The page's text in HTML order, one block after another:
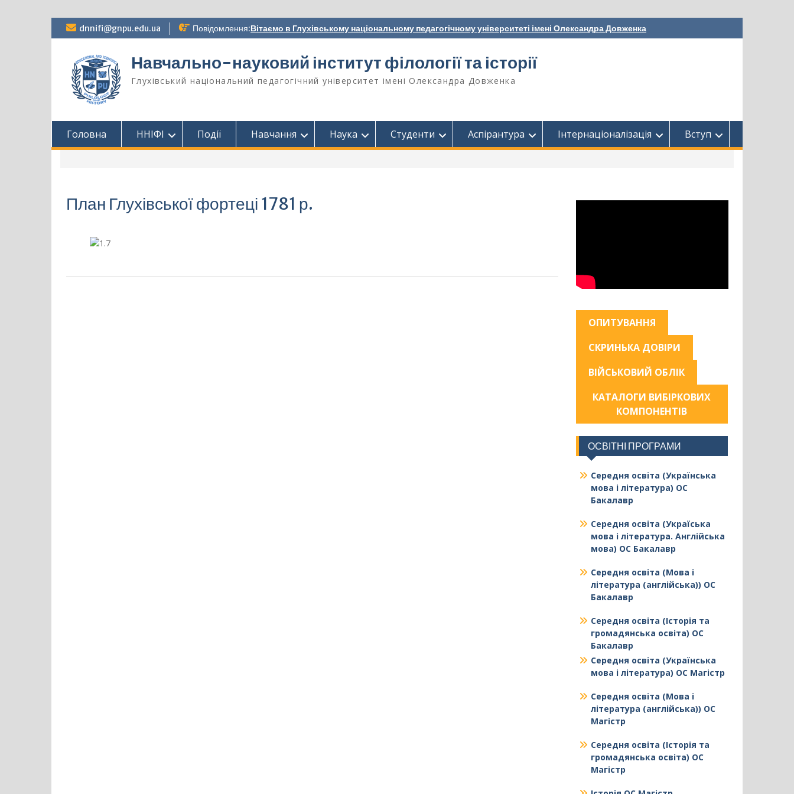
Перейти
до
dnnifi@gnpu.edu.ua Повідомлення:Вітаємо в Глухівському національному педагогічному університеті імені Олександра Довженка
Навчально-науковий інститут філології та історії
Глухівський національний педагогічний університет імені Олександра Довженка
Головна ННІФІ Події Навчання Наука Студенти Аспірантура Інтернаціоналізація Вступ
План Глухівської фортеці 1781 р.
ОПИТУВАННЯ
СКРИНЬКА ДОВІРИ
ВІЙСЬКОВИЙ ОБЛІК
КАТАЛОГИ ВИБІРКОВИХ
КОМПОНЕНТІВ
ОСВІТНІ ПРОГРАМИ
Середня освіта (Українська
мова і література) ОС
Бакалавр
Середня освіта (Україська
мова і література. Англійська
мова) ОС Бакалавр
Середня освіта (Мова і
література (англійська)) ОС
Бакалавр
Середня освіта (Історія та
громадянська освіта) ОС
Бакалавр
Середня освіта (Українська
мова і література) ОС Магістр
Середня освіта (Мова і
література (англійська)) ОС
Магістр
Середня освіта (Історія та
громадянська освіта) ОС
Магістр